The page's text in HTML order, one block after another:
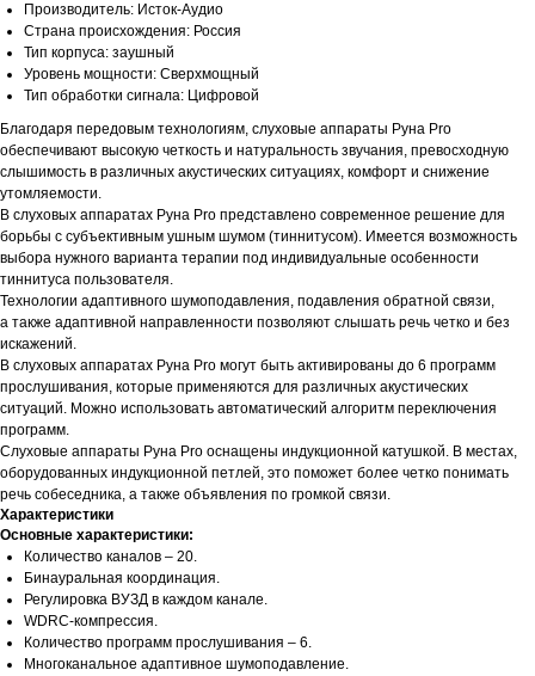
Производитель: Исток-Аудио
Страна происхождения: Россия
Тип корпуса: заушный
Уровень мощности: Сверхмощный
Тип обработки сигнала: Цифровой
Благодаря передовым технологиям, слуховые аппараты Руна Pro
обеспечивают высокую четкость и натуральность звучания, превосходную
слышимость в различных акустических ситуациях, комфорт и снижение
утомляемости.
В слуховых аппаратах Руна Pro представлено современное решение для
борьбы с субъективным ушным шумом (тиннитусом). Имеется возможность
выбора нужного варианта терапии под индивидуальные особенности
тиннитуса пользователя.
Технологии адаптивного шумоподавления, подавления обратной связи,
а также адаптивной направленности позволяют слышать речь четко и без
искажений.
В слуховых аппаратах Руна Pro могут быть активированы до 6 программ
прослушивания, которые применяются для различных акустических
ситуаций. Можно использовать автоматический алгоритм переключения
программ.
Слуховые аппараты Руна Pro оснащены индукционной катушкой. В местах,
оборудованных индукционной петлей, это поможет более четко понимать
речь собеседника, а также объявления по громкой связи.
Характеристики
Основные характеристики:
Количество каналов – 20.
Бинауральная координация.
Регулировка ВУЗД в каждом канале.
WDRC-компрессия.
Количество программ прослушивания – 6.
Многоканальное адаптивное шумоподавление.